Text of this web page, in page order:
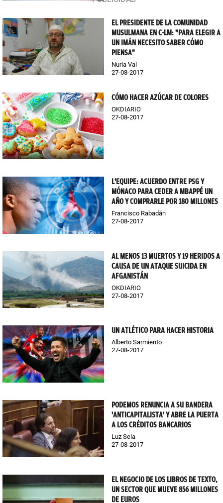
EL PRESIDENTE DE LA COMUNIDAD
MUSULMANA EN C-LM: "PARA ELEGIR A
UN IMÁN NECESITO SABER CÓMO
PIENSA"
Nuria Val
27-08-2017
CÓMO HACER AZÚCAR DE COLORES
OKDIARIO
27-08-2017
L'EQUIPE: ACUERDO ENTRE PSG Y
MÓNACO PARA CEDER A MBAPPÉ UN
AÑO Y COMPRARLE POR 180 MILLONES
Francisco Rabadán
27-08-2017
AL MENOS 13 MUERTOS Y 19 HERIDOS A
CAUSA DE UN ATAQUE SUICIDA EN
AFGANISTÁN
OKDIARIO
27-08-2017
UN ATLÉTICO PARA HACER HISTORIA
Alberto Sarmiento
27-08-2017
PODEMOS RENUNCIA A SU BANDERA
'ANTICAPITALISTA' Y ABRE LA PUERTA
A LOS CRÉDITOS BANCARIOS
Luz Sela
27-08-2017
EL NEGOCIO DE LOS LIBROS DE TEXTO,
UN SECTOR QUE MUEVE 856 MILLONES
DE EUROS